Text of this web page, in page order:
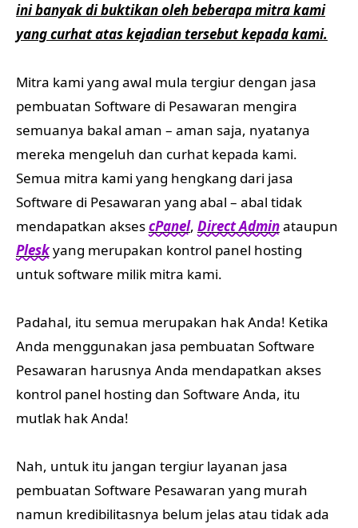
ini banyak di buktikan oleh beberapa mitra kami
yang curhat atas kejadian tersebut kepada kami.
Mitra kami yang awal mula tergiur dengan jasa
pembuatan Software di Pesawaran mengira
semuanya bakal aman – aman saja, nyatanya
mereka mengeluh dan curhat kepada kami.
Semua mitra kami yang hengkang dari jasa
Software di Pesawaran yang abal – abal tidak
mendapatkan aksescPanel, Direct Adminataupun
Pleskyang merupakan kontrol panel hosting
untuk software milik mitra kami.
Padahal, itu semua merupakan hak Anda! Ketika
Anda menggunakan jasa pembuatan Software
Pesawaran harusnya Anda mendapatkan akses
kontrol panel hosting dan Software Anda, itu
mutlak hak Anda!
Nah, untuk itu jangan tergiur layanan jasa
pembuatan Software Pesawaran yang murah
namun kredibilitasnya belum jelas atau tidak ada